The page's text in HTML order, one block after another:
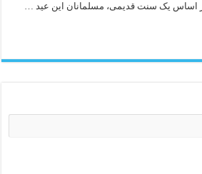
اساس یک سنت قدیمی، مسلمانان این عید …